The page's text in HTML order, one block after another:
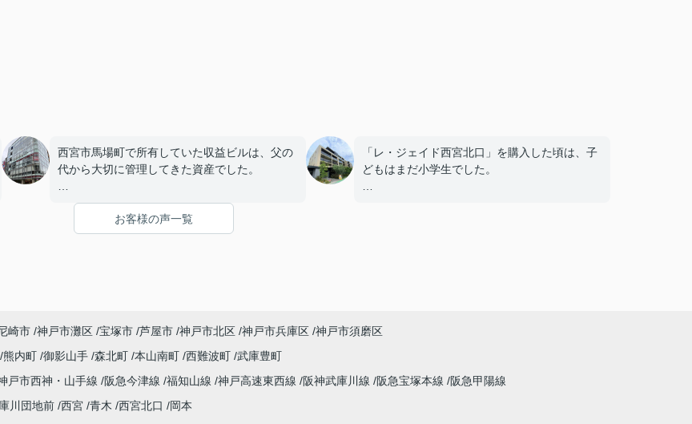
西宮市馬場町で所有していた収益ビルは、父の
代から大切に管理してきた資産でした。
店舗や事務所の入居者様にも恵まれ、長年安定
した賃貸経営を続けてきましたが、建物の修繕
や設備更新など、管理の負担が年々大きくなっ
もしれない。」
インフィニティエステートさんへ相談すると、
「レ・ジェイド西宮北口」を購入した頃は、子
どもはまだ小学生でした。
を選びたい。」
お客様の声一覧
崎市 神戸市灘区 宝塚市 芦屋市 神戸市北区 神戸市兵庫区 神戸市須磨区
熊内町 御影山手 森北町 本山南町 西難波町 武庫豊町
戸市西神・山手線 阪急今津線 福知山線 神戸高速東西線 阪神武庫川線 阪急宝塚本線
阪急甲陽線
川団地前 西宮 青木 西宮北口 岡本